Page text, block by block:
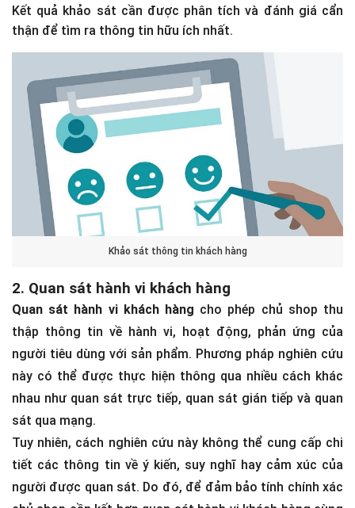
Kết quả khảo sát cần được phân tích và đánh giá cẩn
thận để tìm ra thông tin hữu ích nhất.
Khảo sát thông tin khách hàng
2. Quan sát hành vi khách hàng
Quan sát hành vi khách hàng cho phép chủ shop thu
thập thông tin về hành vi, hoạt động, phản ứng của
người tiêu dùng với sản phẩm. Phương pháp nghiên cứu
này có thể được thực hiện thông qua nhiều cách khác
nhau như quan sát trực tiếp, quan sát gián tiếp và quan
sát qua mạng.
Tuy nhiên, cách nghiên cứu này không thể cung cấp chi
tiết các thông tin về ý kiến, suy nghĩ hay cảm xúc của
người được quan sát. Do đó, để đảm bảo tính chính xác